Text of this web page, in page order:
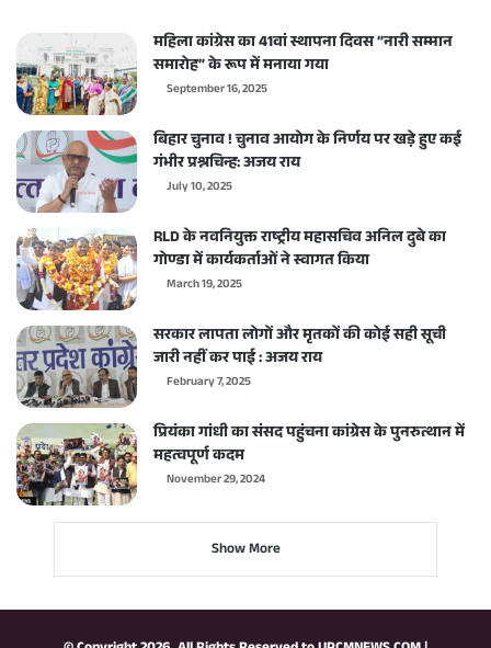
महिला कांग्रेस का 41वां स्थापना दिवस “नारी सम्मान
समारोह” के रूप में मनाया गया
September 16, 2025
बिहार चुनाव ! चुनाव आयोग के निर्णय पर खड़े हुए कई
गंभीर प्रश्नचिन्ह: अजय राय
July 10, 2025
RLD के नवनियुक्त राष्ट्रीय महासचिव अनिल दुबे का
गोण्डा में कार्यकर्ताओं ने स्वागत किया
March 19, 2025
सरकार लापता लोगों और मृतकों की कोई सही सूची
जारी नहीं कर पाई : अजय राय
February 7, 2025
प्रियंका गांधी का संसद पहुंचना कांग्रेस के पुनरुत्थान में
महत्वपूर्ण कदम
November 29, 2024
Show More